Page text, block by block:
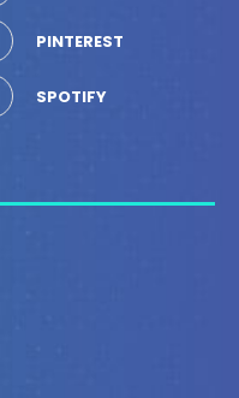
PINTEREST
SPOTIFY